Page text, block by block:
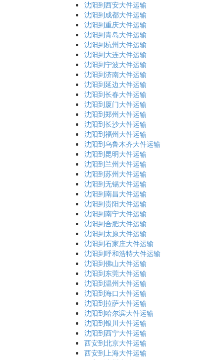
沈阳到西安大件运输
沈阳到成都大件运输
沈阳到重庆大件运输
沈阳到青岛大件运输
沈阳到杭州大件运输
沈阳到大连大件运输
沈阳到宁波大件运输
沈阳到济南大件运输
沈阳到延边大件运输
沈阳到长春大件运输
沈阳到厦门大件运输
沈阳到郑州大件运输
沈阳到长沙大件运输
沈阳到福州大件运输
沈阳到乌鲁木齐大件运输
沈阳到昆明大件运输
沈阳到兰州大件运输
沈阳到苏州大件运输
沈阳到无锡大件运输
沈阳到南昌大件运输
沈阳到贵阳大件运输
沈阳到南宁大件运输
沈阳到合肥大件运输
沈阳到太原大件运输
沈阳到石家庄大件运输
沈阳到呼和浩特大件运输
沈阳到佛山大件运输
沈阳到东莞大件运输
沈阳到温州大件运输
沈阳到海口大件运输
沈阳到拉萨大件运输
沈阳到哈尔滨大件运输
沈阳到银川大件运输
沈阳到西宁大件运输
西安到北京大件运输
西安到上海大件运输